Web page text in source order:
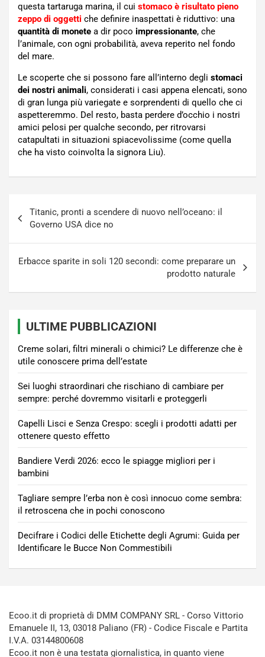
questa tartaruga marina, il cui stomaco è risultato pieno
zeppo di oggetti che definire inaspettati è riduttivo: una
quantità di monete a dir poco impressionante, che
l’animale, con ogni probabilità, aveva reperito nel fondo
del mare.
Le scoperte che si possono fare all’interno degli stomaci
dei nostri animali, considerati i casi appena elencati, sono
di gran lunga più variegate e sorprendenti di quello che ci
aspetteremmo. Del resto, basta perdere d’occhio i nostri
amici pelosi per qualche secondo, per ritrovarsi
catapultati in situazioni spiacevolissime (come quella
che ha visto coinvolta la signora Liu).
articoli
Titanic, pronti a scendere di nuovo nell’oceano: il
Governo USA dice no
Erbacce sparite in soli 120 secondi: come preparare un
prodotto naturale
ULTIME PUBBLICAZIONI
Creme solari, filtri minerali o chimici? Le differenze che è
utile conoscere prima dell’estate
Sei luoghi straordinari che rischiano di cambiare per
sempre: perché dovremmo visitarli e proteggerli
Capelli Lisci e Senza Crespo: scegli i prodotti adatti per
ottenere questo effetto
Bandiere Verdi 2026: ecco le spiagge migliori per i
bambini
Tagliare sempre l’erba non è così innocuo come sembra:
il retroscena che in pochi conoscono
Decifrare i Codici delle Etichette degli Agrumi: Guida per
Identificare le Bucce Non Commestibili
Ecoo.it di proprietà di DMM COMPANY SRL - Corso Vittorio
Emanuele II, 13, 03018 Paliano (FR) - Codice Fiscale e Partita
I.V.A. 03144800608
Ecoo.it non è una testata giornalistica, in quanto viene